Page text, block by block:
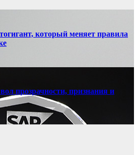
который меняет правила
прозрачности, признания и